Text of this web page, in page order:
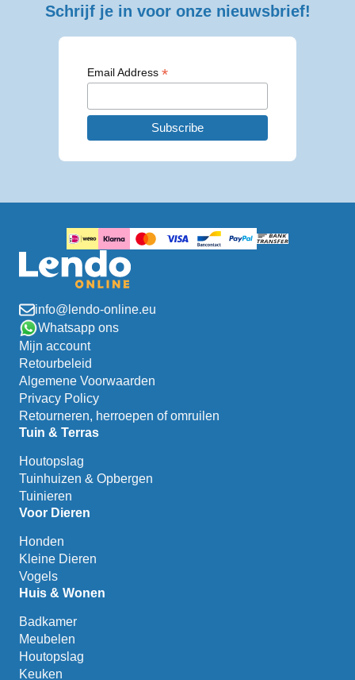
Schrijf je in voor onze nieuwsbrief!
Email Address *
info@lendo-online.eu
Whatsapp ons
Mijn account
Retourbeleid
Algemene Voorwaarden
Privacy Policy
Retourneren, herroepen of omruilen
Tuin & Terras
Houtopslag
Tuinhuizen & Opbergen
Tuinieren
Voor Dieren
Honden
Kleine Dieren
Vogels
Huis & Wonen
Badkamer
Meubelen
Houtopslag
Keuken